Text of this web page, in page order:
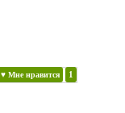
♥ Мне нравится 1